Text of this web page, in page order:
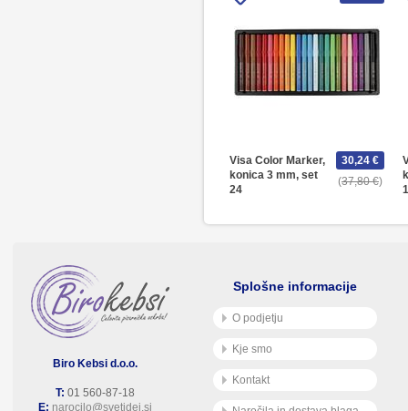
Visa Color Marker,
konica 3 mm, set
24
37,80 €
30,24 €
Biro Kebsi d.o.o.
T: 01 560-87-18
E: narocilo@svetidej.si
Splošne informacije
O podjetju
Kje smo
Kontakt